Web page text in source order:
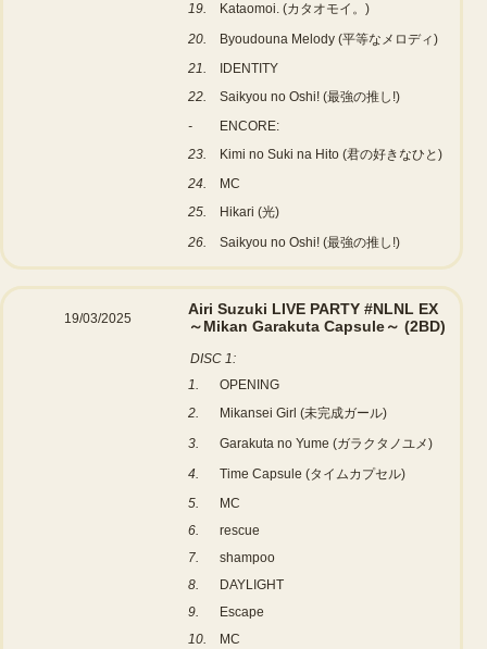
19.
Kataomoi. (カタオモイ。)
20.
Byoudouna Melody (平等なメロディ)
21.
IDENTITY
22.
Saikyou no Oshi! (最強の推し!)
-
ENCORE:
23.
Kimi no Suki na Hito (君の好きなひと)
24.
MC
25.
Hikari (光)
26.
Saikyou no Oshi! (最強の推し!)
19/03/2025
Airi Suzuki LIVE PARTY #NLNL EX
～Mikan Garakuta Capsule～ (2BD)
DISC 1:
1.
OPENING
2.
Mikansei Girl (未完成ガール)
3.
Garakuta no Yume (ガラクタノユメ)
4.
Time Capsule (タイムカプセル)
5.
MC
6.
rescue
7.
shampoo
8.
DAYLIGHT
9.
Escape
10.
MC